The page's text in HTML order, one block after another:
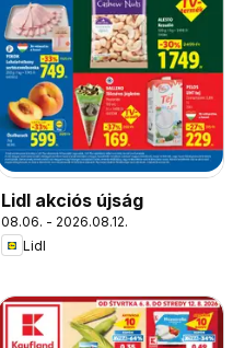
Lidl akciós újság
08.06. - 2026.08.12.
Lidl